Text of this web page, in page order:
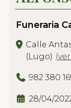
Funeraria
Calle
(Lugo) (
982 380
28/04/